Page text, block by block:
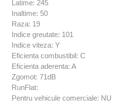
Latime: 245
Inaltime: 50
Raza: 19
Indice greutate: 101
Indice viteza: Y
Eficienta combustibil: C
Eficienta aderenta: A
Zgomot: 71dB
RunFlat:
Pentru vehicule comerciale: NU